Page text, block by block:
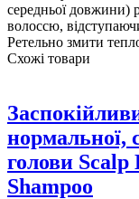
середньої довжини)
волоссю,
Ретельно змити
Схожі товари
нормальної,
голови
Shampoo